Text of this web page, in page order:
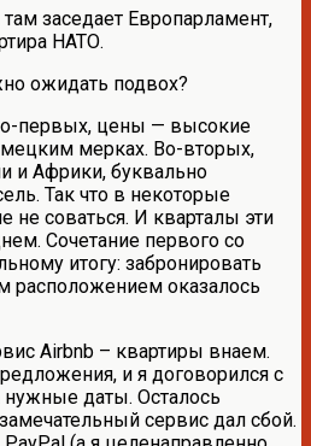
заседает Европарламент,
НАТО.
ожидать подвох?
первых, цены — высокие
мерках. Во-вторых,
и Африки, буквально
Так что в некоторые
не соваться. И кварталы эти
Сочетание первого со
итогу: забронировать
расположением оказалось
Airbnb – квартиры внаем.
и я договорился с
даты. Осталось
сервис дал сбой.